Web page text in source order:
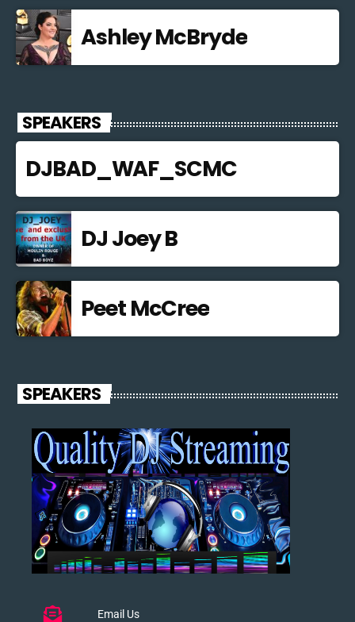
Ashley McBryde
SPEAKERS
DJBAD_WAF_SCMC
DJ Joey B
Peet McCree
SPEAKERS
Email Us